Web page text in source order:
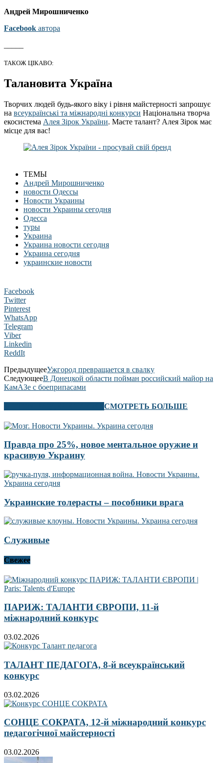
Андрей Мирошниченко
Facebook автора
ТАКОЖ ЦІКАВО:
Талановита Україна
Творчих людей будь-якого віку і рівня майстерності запрошує
на всеукраїнські та міжнародні конкурси Національна творча
екосистема Алея Зірок України. Маєте талант? Алея Зірок має
місце для вас!
ТЕМЫ
Андрей Мирошниченко
новости Одессы
Новости Украины
новости Украины сегодня
Одесса
туры
Украина
Украина новости сегодня
Украина сегодня
украинские новости
Facebook
Twitter
Pinterest
WhatsApp
Telegram
Viber
Linkedin
ReddIt
ПредыдущееУжгород превращается в свалку
СледующееВ Донецкой области пойман российский майор на
КамАЗе с боеприпасами
СМОТРЕТЬ БОЛЬШЕ
Правда про 25%, новое ментальное оружие и
красивую Украину
Украинские толерасты – пособники врага
Служивые
Свежее
ПАРИЖ: ТАЛАНТИ ЄВРОПИ, 11-й
міжнародний конкурс
03.02.2026
ТАЛАНТ ПЕДАГОГА, 8-й всеукраїнський
конкурс
03.02.2026
СОНЦЕ СОКРАТА, 12-й міжнародний конкурс
педагогічної майстерності
03.02.2026